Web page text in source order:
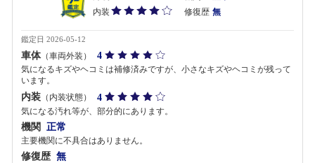
内装
修復歴 無
鑑定日 2026-05-12
車体（車両外装） 4
気になるキズやヘコミは補修済みですが、小さなキズやヘコミが残って
います。
内装 （内装状態） 4
気になる汚れ等が、部分的にあります。
機関 正常
主要機関に不具合はありません。
修復歴 無